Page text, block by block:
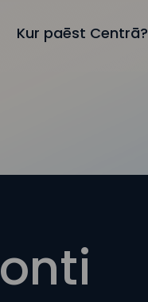
Kur paēst Centrā?